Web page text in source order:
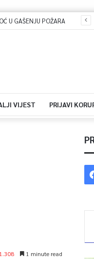
Dova za domovinu i zikir u Ratnoj džamiji: U sklopu manifestacije „Odbrana BiH – Igman 2026“ odana počast herojima
VIJEST PRIJAVI
1 minute read